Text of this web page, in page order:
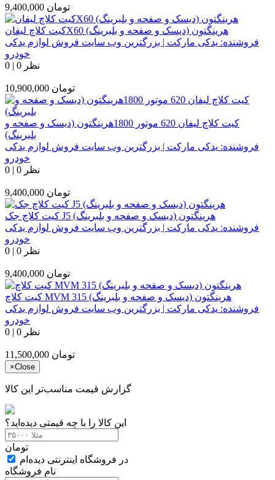
9,400,000 تومان
کیت کلاچ لیفانX60 هرینگتون (دیسک و صفحه و بلبرینگ)
فروشنده: یدکی مارکت | بزرگترین وب سایت فروش لوازم یدکی
خودرو
0 | 0 نظر
10,900,000 تومان
کیت کلاچ لیفان 620 موتور 1800هرینگتون (دیسک و صفحه و
بلبرینگ)
فروشنده: یدکی مارکت | بزرگترین وب سایت فروش لوازم یدکی
خودرو
0 | 0 نظر
9,400,000 تومان
کیت کلاچ جک J5 هرینگتون (دیسک و صفحه و بلبرینگ)
فروشنده: یدکی مارکت | بزرگترین وب سایت فروش لوازم یدکی
خودرو
0 | 0 نظر
9,400,000 تومان
کیت کلاچ MVM 315 هرینگتون (دیسک و صفحه و بلبرینگ)
فروشنده: یدکی مارکت | بزرگترین وب سایت فروش لوازم یدکی
خودرو
0 | 0 نظر
11,500,000 تومان
×Close
گزارش قیمت مناسب‌تر این کالا
این کالا را با چه قیمتی دیده‌اید؟
تومان
در فروشگاه اینترنتی دیده‌ام
نام فروشگاه